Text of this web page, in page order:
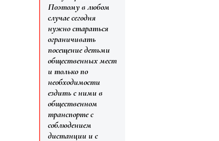
Поэтому в любом
случае сегодня
нужно стараться
ограничивать
посещение детьми
общественных мест
и только по
необходимости
ездить с ними в
общественном
транспорте с
соблюдением
дистанции и с